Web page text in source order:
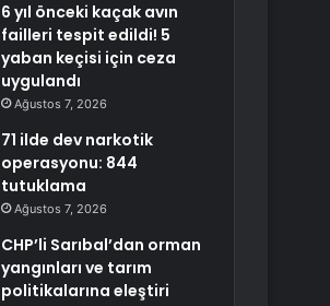
6 yıl önceki kaçak avın
failleri tespit edildi! 5
yaban keçisi için ceza
uygulandı
Ağustos 7, 2026
71 ilde dev narkotik
operasyonu: 844
tutuklama
Ağustos 7, 2026
CHP’li Sarıbal’dan orman
yangınları ve tarım
politikalarına eleştiri